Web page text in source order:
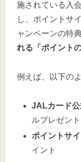
施されている入
し、ポイントサ
ャンペーンの特
れる「ポイント
例えば、以下の
JALカード
ルプレゼント
ポイントサ
イント